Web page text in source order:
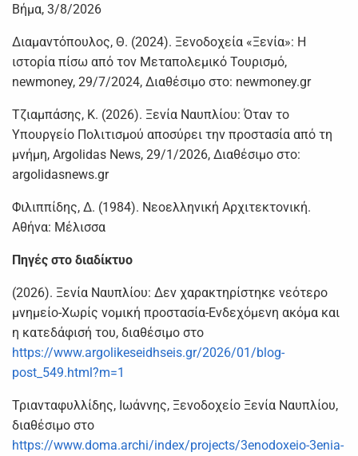
Βήμα, 3/8/2026
Διαμαντόπουλος, Θ. (2024). Ξενοδοχεία «Ξενία»: Η
ιστορία πίσω από τον Μεταπολεμικό Τουρισμό,
newmoney, 29/7/2024, Διαθέσιμο στο: newmoney.gr
Τζιαμπάσης, Κ. (2026). Ξενία Ναυπλίου: Όταν το
Υπουργείο Πολιτισμού αποσύρει την προστασία από τη
μνήμη, Argolidas News, 29/1/2026, Διαθέσιμο στο:
argolidasnews.gr
Φιλιππίδης, Δ. (1984). Νεοελληνική Αρχιτεκτονική.
Αθήνα: Μέλισσα
Πηγές στο διαδίκτυο
(2026). Ξενία Ναυπλίου: Δεν χαρακτηρίστηκε νεότερο
μνημείο-Χωρίς νομική προστασία-Ενδεχόμενη ακόμα και
η κατεδάφισή του, διαθέσιμο στο
https://www.argolikeseidhseis.gr/2026/01/blog-
post_549.html?m=1
Τριανταφυλλίδης, Ιωάννης, Ξενοδοχείο Ξενία Ναυπλίου,
διαθέσιμο στο
https://www.doma.archi/index/projects/3enodoxeio-3enia-